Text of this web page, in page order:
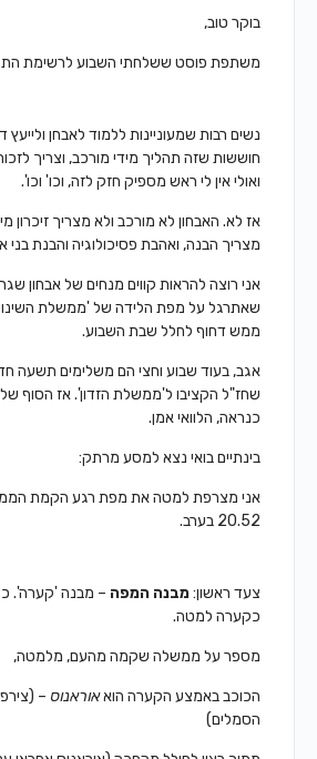
בוקר טוב,
משתפת פוסט ששלחתי השבוע לרשימת
נשים רבות שמעוניינות ללמוד לאבחן ולייעץ
חוששות שזה תהליך מידי מורכב,וצריך
ואולי אין לי ראש מספיק חזק לזה,וכו' וכו'.
אז לא. האבחון לא מורכב ולא מצריך זיכרון
מצריך הבנה, ואהבת פסיכולוגיה והבנת בני
אני רוצה להראות קווים מנחים של אבחון
שאתרגל על מפת הלידה של 'ממשלת
ממש דחוף לחלל שבת השבוע.
אגב, בעוד שבוע וחצי הם משלימים תשעה
שחז"ל הקציבו ל'ממשלת הזדון'.אז הסוף
כנראה,הלוואי אמן.
בינתיים בואי נצא למסע מרתק:
20.52 בערב.
צעד ראשון:מבנה המפה– מבנה 'קערה'. כל
כקערה למטה.
מספר על ממשלה שקמה מהעם, מלמטה,
הכוכב באמצע הקערה הואאוראנוס–
הסמלים)